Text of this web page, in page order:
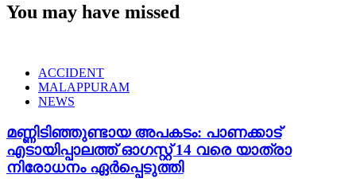
You may have missed
ACCIDENT
MALAPPURAM
NEWS
മണ്ണിടിഞ്ഞുണ്ടായ അപകടം: പാണക്കാട്
എടായിപ്പാലത്ത് ഓഗസ്റ്റ് 14 വരെ യാത്രാ
നിരോധനം ഏര്‍പ്പെടുത്തി